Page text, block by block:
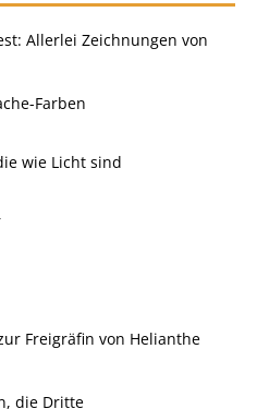
Allerlei Zeichnungen von
Farben
wie Licht sind
Freigräfin von Helianthe
die Dritte